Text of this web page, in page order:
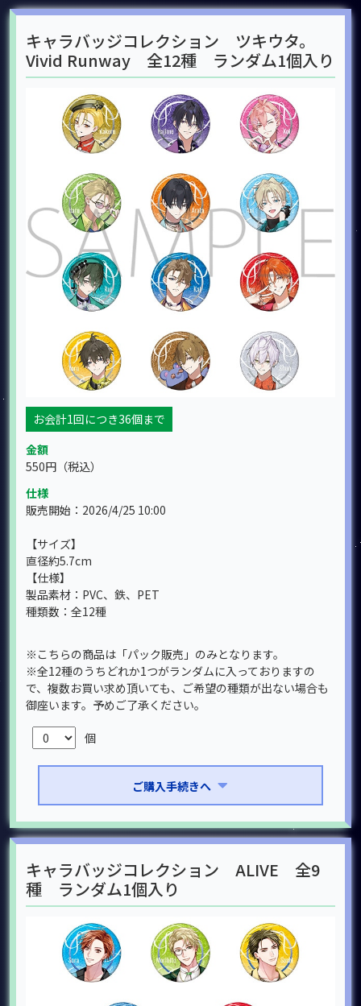
キャラバッジコレクション ツキウタ。
Vivid Runway 全12種 ランダム1個入り
お会計1回につき36個まで
金額
550円 （税込）
仕様
販売開始：2026/4/25 10:00
【サイズ】
直径約5.7cm
【仕様】
製品素材：PVC、鉄、PET
種類数：全12種
※こちらの商品は「パック販売」のみとなります。
※全12種のうちどれか1つがランダムに入っておりますの
で、複数お買い求め頂いても、ご希望の種類が出ない場合も
御座います。予めご了承ください。
個
ご購入手続きへ
キャラバッジコレクション ALIVE 全9
種 ランダム1個入り